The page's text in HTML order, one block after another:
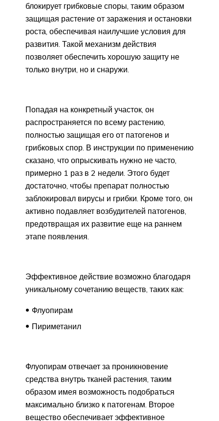
блокирует грибковые споры, таким образом
защищая растение от заражения и остановки
роста, обеспечивая наилучшие условия для
развития. Такой механизм действия
позволяет обеспечить хорошую защиту не
только внутри, но и снаружи.
Попадая на конкретный участок, он
распространяется по всему растению,
полностью защищая его от патогенов и
грибковых спор. В инструкции по применению
сказано, что опрыскивать нужно не часто,
примерно 1 раз в 2 недели. Этого будет
достаточно, чтобы препарат полностью
заблокировал вирусы и грибки. Кроме того, он
активно подавляет возбудителей патогенов,
предотвращая их развитие еще на раннем
этапе появления.
Эффективное действие возможно благодаря
уникальному сочетанию веществ, таких как:
Флуопирам
Пириметанил
Флуопирам отвечает за проникновение
средства внутрь тканей растения, таким
образом имея возможность подобраться
максимально близко к патогенам. Второе
вещество обеспечивает эффективное